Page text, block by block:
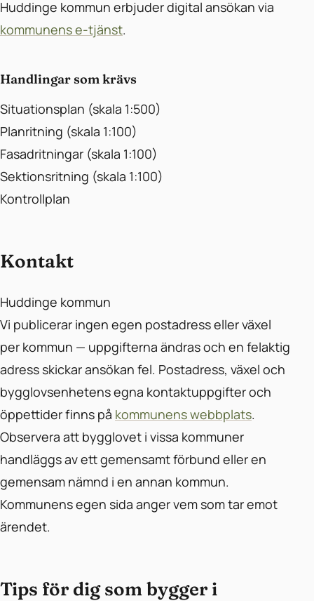
Huddinge kommun erbjuder digital ansökan via
kommunens e-tjänst.
Handlingar som krävs
Situationsplan (skala 1:500)
Planritning (skala 1:100)
Fasadritningar (skala 1:100)
Sektionsritning (skala 1:100)
Kontrollplan
Kontakt
Huddinge kommun
Vi publicerar ingen egen postadress eller växel
per kommun — uppgifterna ändras och en felaktig
adress skickar ansökan fel. Postadress, växel och
bygglovsenhetens egna kontaktuppgifter och
öppettider finns på kommunens webbplats.
Observera att bygglovet i vissa kommuner
handläggs av ett gemensamt förbund eller en
gemensam nämnd i en annan kommun.
Kommunens egen sida anger vem som tar emot
ärendet.
Tips för dig som bygger i